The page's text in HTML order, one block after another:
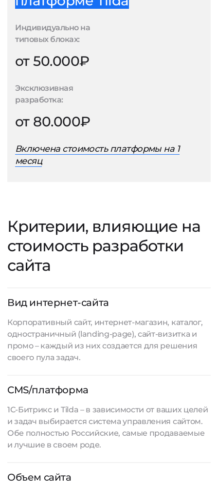
Индивидуально на
типовых блоках:
от 50.000₽
Эксклюзивная
разработка:
от 80.000₽
Включена стоимость платформы на 1
месяц
Критерии, влияющие на
стоимость разработки
сайта
Вид интернет-сайта
Корпоративный сайт, интернет-магазин, каталог,
одностраничный (landing-page), сайт-визитка и
промо – каждый из них создается для решения
своего пула задач.
CMS/платформа
1С-Битрикс и Tilda – в зависимости от ваших целей
и задач выбирается система управления сайтом.
Обе полностью Российские, самые продаваемые
и лучшие в своем роде.
Объем сайта